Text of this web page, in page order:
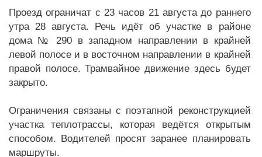
Проезд ограничат с 23 часов 21 августа до раннего
утра 28 августа. Речь идёт об участке в районе
дома № 290 в западном направлении в крайней
левой полосе и в восточном направлении в крайней
правой полосе. Трамвайное движение здесь будет
закрыто.
Ограничения связаны с поэтапной реконструкцией
участка теплотрассы, которая ведётся открытым
способом. Водителей просят заранее планировать
маршруты.